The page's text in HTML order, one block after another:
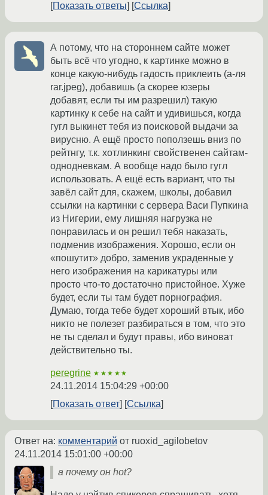
Показать ответы Ссылка
А потому, что на стороннем сайте может
быть всё что угодно, к картинке можно в
конце какую-нибудь гадость приклеить (а-ля
rar.jpeg), добавишь (а скорее юзеры
добавят, если ты им разрешил) такую
картинку к себе на сайт и удивишься, когда
гугл выкинет тебя из поисковой выдачи за
вирусню. А ещё просто поползешь вниз по
рейтнгу, т.к. хотлинкинг свойственен сайтам-
однодневкам. А вообще надо было гугл
использовать. А ещё есть вариант, что ты
завёл сайт для, скажем, школы, добавил
ссылки на картинки с сервера Васи Пупкина
из Нигерии, ему лишняя нагрузка не
понравилась и он решил тебя наказать,
подменив изображения. Хорошо, если он
«пошутит» добро, заменив украденные у
него изображения на карикатуры или
просто что-то достаточно пристойное. Хуже
будет, если ты там будет порнография.
Думаю, тогда тебе будет хороший втык, ибо
никто не полезет разбираться в том, что это
не ты сделал и будут правы, ибо виноват
действительно ты.
peregrine ★★★★★
24.11.2014 15:04:29 +00:00
Показать ответ
Ссылка
Ответ на: комментарий от ruoxid_agilobetov
24.11.2014 15:01:00 +00:00
а почему он hot?